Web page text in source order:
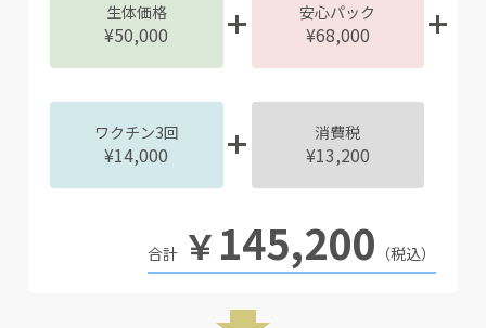
生体価格
¥50,000
安心パック
¥68,000
ワクチン3回
¥14,000
消費税
¥13,200
￥145,200 （税込）